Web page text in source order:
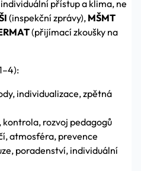
přístup a klima, ne
(inspekční zprávy), MŠMT
(přijímací zkoušky na
individualizace, zpětná
rozvoj pedagogů
atmosféra, prevence
poradenství, individuální